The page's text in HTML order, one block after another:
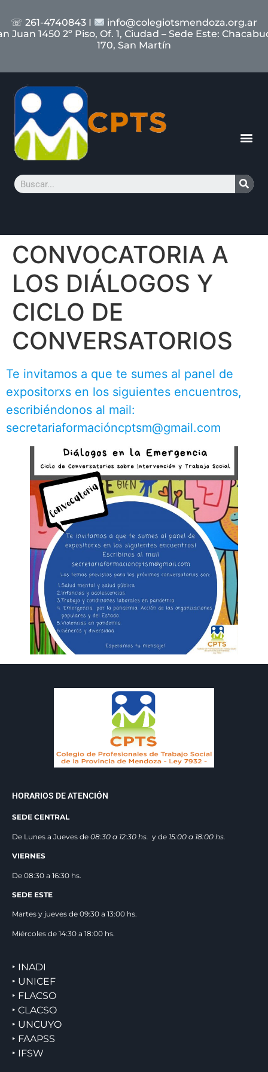
☏ 261-4740843 I
info@colegiotsmendoza.org.ar
Juan 1450 2º Piso, Of. 1, Ciudad – Sede Este:
170, San Martín
CONVOCATORIA A
LOS DIÁLOGOS Y
CICLO DE
CONVERSATORIOS
Te invitamos a que te sumes al panel de
expositorxs en los siguientes encuentros,
escribiéndonos al mail:
secretariaformacióncptsm@gmail.com
HORARIOS DE ATENCIÓN
SEDE CENTRAL
De Lunes a Jueves de 08:30 a 12:30 hs. y de 15:00 a 18:00 hs.
VIERNES
De 08:30 a 16:30 hs.
SEDE ESTE
Martes y jueves de 09:30 a 13:00 hs.
Miércoles de 14:30 a 18:00 hs.
‣ INADI
‣ UNICEF
‣ FLACSO
‣ CLACSO
‣ UNCUYO
‣ FAAPSS
‣ IFSW